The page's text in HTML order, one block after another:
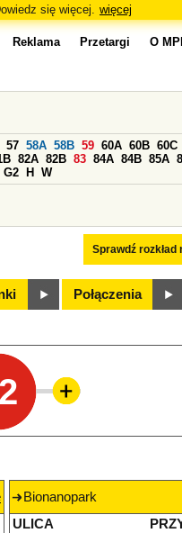
się więcej. więcej
Reklama Przetargi O
Sprawdź rozkład
57 58A 58B 59 60A 60B 60C
82A 82B 83 84A 84B 85A
G2 H W
Połączenia
Bionanopark
ULICA